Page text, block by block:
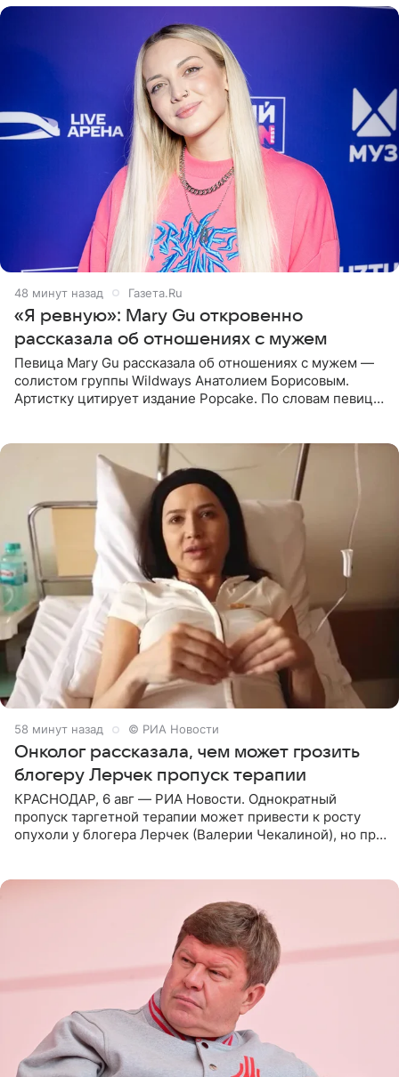
48 минут назад Газета.Ru
«Я ревную»: Mary Gu откровенно
рассказала об отношениях с мужем
Певица Mary Gu рассказала об отношениях с мужем —
солистом группы Wildways Анатолием Борисовым.
Артистку цитирует издание Popcake. По словам певицы,
58 минут назад © РИА Новости
Онколог рассказала, чем может грозить
блогеру Лерчек пропуск терапии
КРАСНОДАР, 6 авг — РИА Новости. Однократный
пропуск таргетной терапии может привести к росту
опухоли у блогера Лерчек (Валерии Чекалиной), но при